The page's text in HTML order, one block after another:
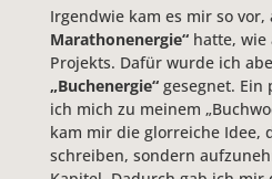
Irgendwie kam es mir so
Marathonenergie“hatte, wie
Projekts. Dafür wurde ich
„Buchenergie“gesegnet. Ein
ich mich zu meinem
kam mir die glorreiche Idee,
schreiben, sondern